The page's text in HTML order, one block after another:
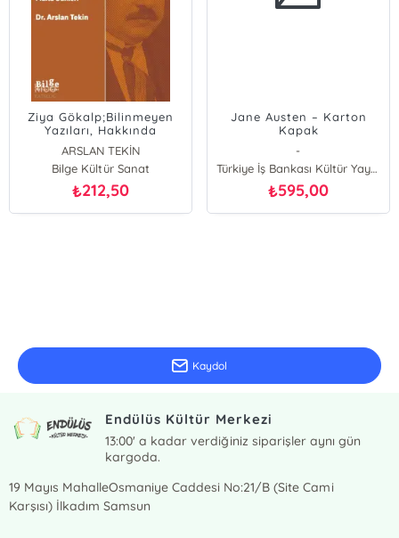
Ziya Gökalp;Bilinmeyen
Yazıları, Hakkında
Yazılanlar, Tartışmalar,
Malta Günleri
ARSLAN TEKİN
Bilge Kültür Sanat
₺212,50
Jane Austen – Karton
Kapak
-
Türkiye İş Bankası Kültür Yayınları
₺595,00
Kaydol
Endülüs Kültür Merkezi
13:00' a kadar verdiğiniz siparişler aynı gün
kargoda.
19 Mayıs MahalleOsmaniye Caddesi No:21/B (Site Cami
Karşısı) İlkadım Samsun